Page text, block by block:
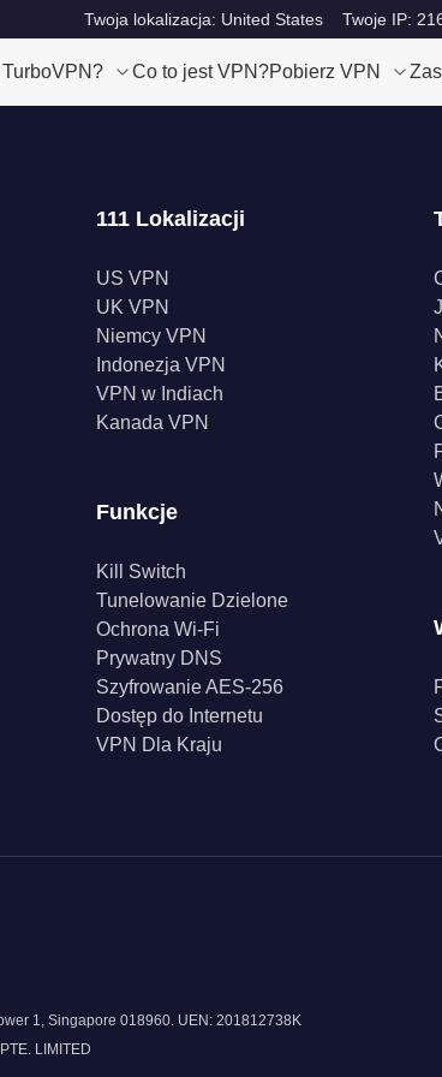
Twoja lokalizacja: United States Twoje IP:
Co to jest VPN?Pobierz VPN
111 Lokalizacji
US VPN
UK VPN
Niemcy VPN
Indonezja VPN
VPN w Indiach
Kanada VPN
Funkcje
Kill Switch
Tunelowanie Dzielone
Ochrona Wi-Fi
Prywatny DNS
Szyfrowanie AES-256
Dostęp do Internetu
VPN Dla Kraju
1, Singapore 018960. UEN: 201812738K
LIMITED